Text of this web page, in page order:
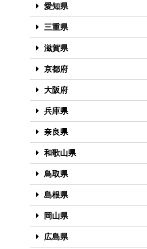
愛知県
三重県
滋賀県
京都府
大阪府
兵庫県
奈良県
和歌山県
鳥取県
島根県
岡山県
広島県